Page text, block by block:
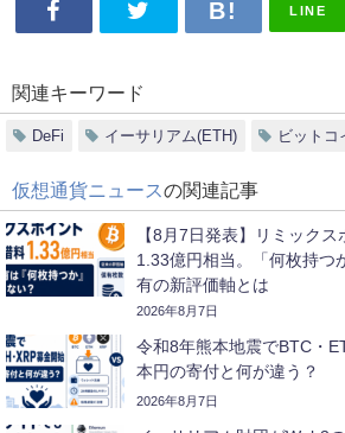
LINE
関連キーワード
DeFi イーサリアム(ETH) ビットコ
仮想通貨ニュースの関連記事
【8月7日発表】リミック
1.33億円相当。「何枚持つ
有の新評価軸とは
2026年8月7日
令和8年熊本地震でBTC・
本円の寄付と何が違う？
2026年8月7日